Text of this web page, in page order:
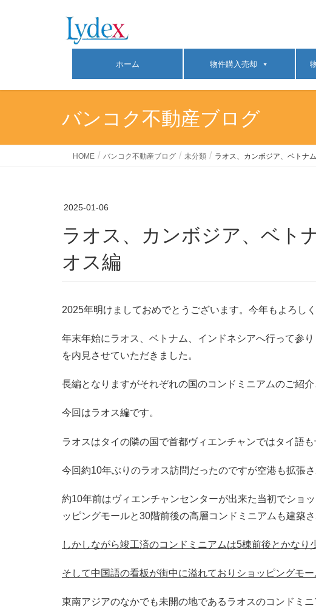
ホーム 物件購入売却
バンコク不動産ブログ
HOME バンコク不動産ブログ 未分類 ラオス、カンボジア、ベトナ
2025-01-06
ラオス、カンボジア、ベトナム、インドネシアのコンドミアムについて☆ラ
オス編
2025年明けましておめでとうございます。今年もよろし
年末年始にラオス、ベトナム、インドネシアへ行って参
を内見させていただきました。
長編となりますがそれぞれの国のコンドミニアムのご紹
今回はラオス編です。
ラオスはタイの隣の国で首都ヴィエンチャンではタイ語
今回約10年ぶりのラオス訪問だったのですが空港も拡張
約10年前はヴィエンチャンセンターが出来た当初でショ
ッピングモールと30階前後の高層コンドミニアムも建築さ
しかしながら竣工済のコンドミニアムは5棟前後とかなり
そして中国語の看板が街中に溢れておりショッピングモ
東南アジアのなかでも未開の地であるラオスのコンドミニ